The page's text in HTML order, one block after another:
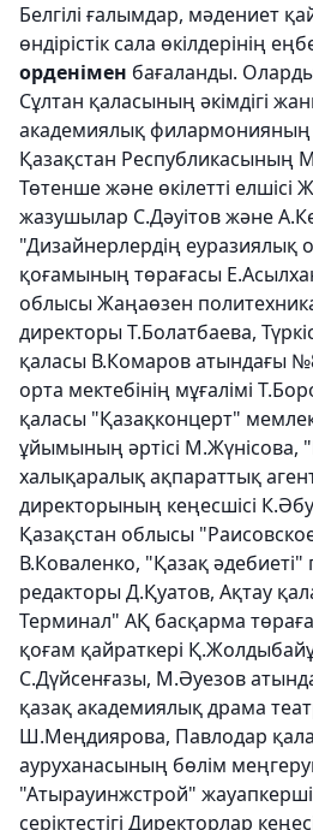
Белгілі ғалымдар, мәдениет
өндірістік сала өкілдерінің
орденімен бағаланды.
Сұлтан қаласының әкімдігі
академиялық филармонияның
Қазақстан Республикасының
Төтенше және өкілетті елшісі
жазушылар С.Дәуітов және
"Дизайнерлердің еуразиялық
қоғамының төрағасы
облысы Жаңаөзен
директоры Т.Болатбаева,
қаласы В.Комаров атындағы
орта мектебінің мұғалімі
қаласы "Қазақконцерт"
ұйымының әртісі М.Жүнісова,
халықаралық ақпараттық
директорының кеңесшісі
Қазақстан облысы
В.Коваленко, "Қазақ әдебиеті"
редакторы Д.Қуатов, Ақтау
Терминал" АҚ басқарма
қоғам қайраткері
С.Дүйсенғазы, М.Әуезов
қазақ академиялық драма
Ш.Меңдиярова, Павлодар
ауруханасының бөлім
"Атырауинжстрой"
серіктестігі Директорлар